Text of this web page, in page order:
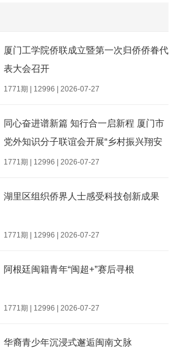
厦门工学院侨联成立暨第一次归侨侨眷代
表大会召开
1771期 | 12996 | 2026-07-27
同心奋进谱新篇 知行合一启新程 厦门市
党外知识分子联谊会开展“乡村振兴翔安
行”主题实践活动
1771期 | 12996 | 2026-07-27
湖里区组织侨界人士感受科技创新成果
1771期 | 12996 | 2026-07-27
阿根廷闽籍青年“闽超+”赛后寻根
1771期 | 12996 | 2026-07-27
华裔青少年沉浸式邂逅闽南文脉